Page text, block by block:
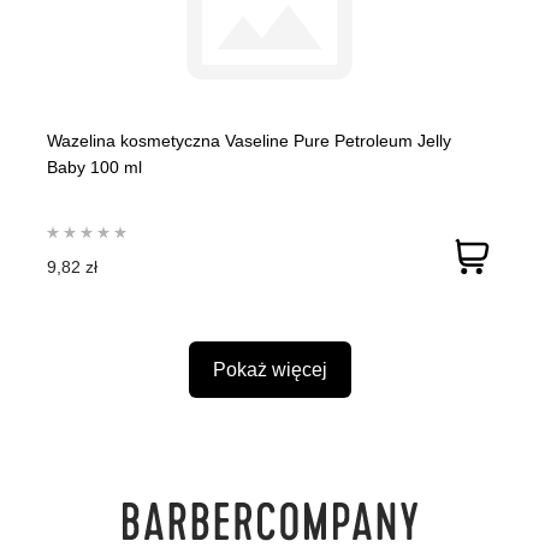
Wazelina kosmetyczna Vaseline Pure Petroleum Jelly
Baby 100 ml
9,82 zł
Pokaż więcej